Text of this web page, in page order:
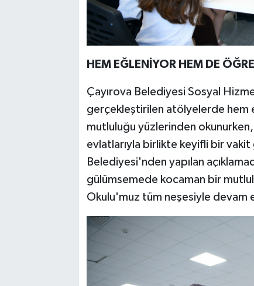
HEM EĞLENİYOR HEM DE
Çayırova Belediyesi Sosyal
gerçekleştirilen atölyelerde hem
mutluluğu yüzlerinden
evlatlarıyla birlikte keyifli bir vakit
Belediyesi'nden yapılan
gülümsemede kocaman bir
Okulu'muz tüm neşesiyle devam